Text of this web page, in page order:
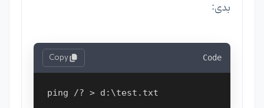
بدی:
Code
Copy